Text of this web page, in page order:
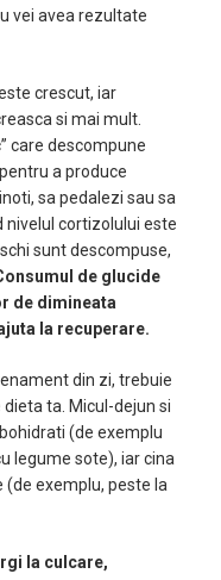
vei avea rezultate
crescut, iar
si mai mult.
care descompune
a produce
sa pedalezi sau sa
nivelul cortizolului este
sunt descompuse,
de glucide
de dimineata
la recuperare.
din zi, trebuie
ta. Micul-dejun si
(de exemplu
legume sote), iar cina
exemplu, peste la
la culcare,